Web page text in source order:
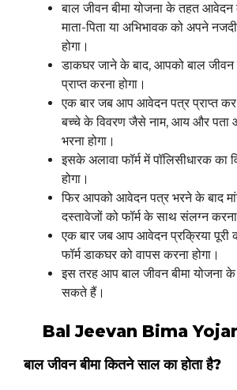
बाल जीवन बीमा योजना के तहत
माता-पिता या अभिभावक को अपने
होगा।
डाकघर जाने के बाद, आपको बाल जीवन
प्राप्त करना होगा।
एक बार जब आप आवेदन पत्र प्राप्त
बच्चे के विवरण जैसे नाम, आय और पता
भरना होगा।
इसके अलावा फॉर्म में पॉलिसीधारक का
होगा।
फिर आपको आवेदन पत्र भरने के बाद
दस्तावेजों को फॉर्म के साथ संलग्न करना
एक बार जब आप आवेदन प्रक्रिया
फॉर्म डाकघर को वापस करना होगा।
इस तरह आप बाल जीवन बीमा योजना
सकते हैं।
Bal Jeevan Bima
बाल जीवन बीमा कितने साल का होता है?